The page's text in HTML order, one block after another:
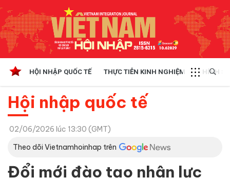
HỘI NHẬP QUỐC TẾ THỰC TIỄN KINH NGHIỆM CHÍNH
Hội nhập quốc tế
02/06/2026 lúc 13:30 (GMT)
Theo dõi Vietnamhoinhap trên
Đổi mới đào tạo nhân lực